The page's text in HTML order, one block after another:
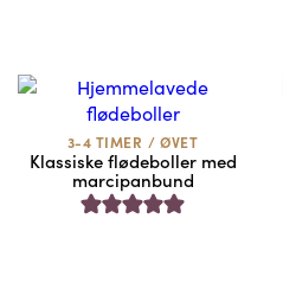
3-4 TIMER /ØVET
Klassiske flødeboller med
marcipanbund